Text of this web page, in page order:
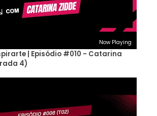
Now Playing
| Episódio #010 - Catarina
4)